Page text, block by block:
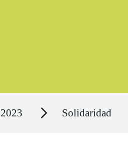
Secciones Solidaridad